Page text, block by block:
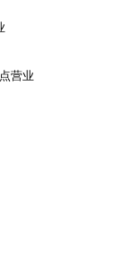
营业